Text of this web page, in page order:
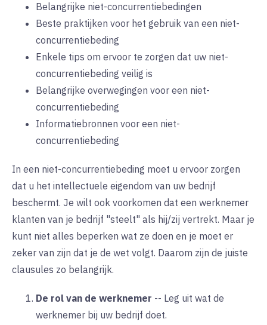
Belangrijke niet-concurrentiebedingen
Beste praktijken voor het gebruik van een niet-
concurrentiebeding
Enkele tips om ervoor te zorgen dat uw niet-
concurrentiebeding veilig is
Belangrijke overwegingen voor een niet-
concurrentiebeding
Informatiebronnen voor een niet-
concurrentiebeding
In een niet-concurrentiebeding moet u ervoor zorgen
dat u het intellectuele eigendom van uw bedrijf
beschermt. Je wilt ook voorkomen dat een werknemer
klanten van je bedrijf "steelt" als hij/zij vertrekt. Maar je
kunt niet alles beperken wat ze doen en je moet er
zeker van zijn dat je de wet volgt. Daarom zijn de juiste
clausules zo belangrijk.
De rol van de werknemer -- Leg uit wat de
werknemer bij uw bedrijf doet.